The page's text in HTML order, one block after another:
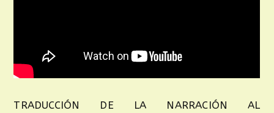
TRADUCCIÓN DE LA NARRACIÓN AL